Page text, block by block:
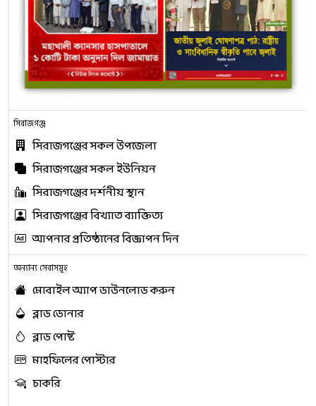
সিরাজগঞ্জ
সিরাজগঞ্জের সকল উপজেলা
সিরাজগঞ্জের সকল ইউনিয়ন
সিরাজগঞ্জের দর্শনীয় স্থান
সিরাজগঞ্জের বিখ্যাত ব্যাক্তিত্য
আপনার প্রতিষ্ঠানের বিজ্ঞাপন দিন
অন্যান্য সেবাসমূহ
মোবাইল অ্যাপ ডাউনলোড করুন
ব্লাড ডোনার
ব্লাড পোষ্ট
মাহফিলের পোস্টার
চাকরি